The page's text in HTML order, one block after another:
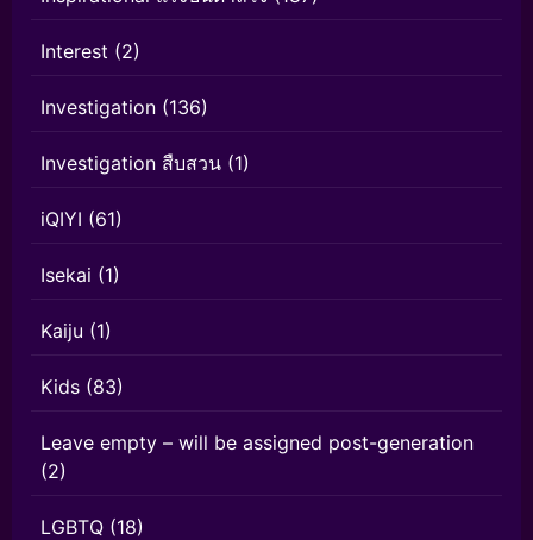
Interest (2)
Investigation (136)
Investigation สืบสวน (1)
iQIYI (61)
Isekai (1)
Kaiju (1)
Kids (83)
Leave empty – will be assigned post-generation
(2)
LGBTQ (18)